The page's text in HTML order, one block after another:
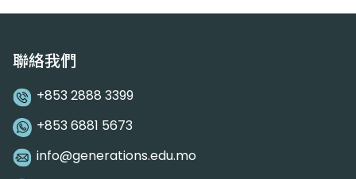
聯絡我們
+853 2888 3399
+853 6881 5673
info@generations.edu.mo